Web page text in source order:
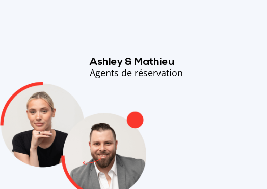
Ashley & Mathieu
Agents de réservation